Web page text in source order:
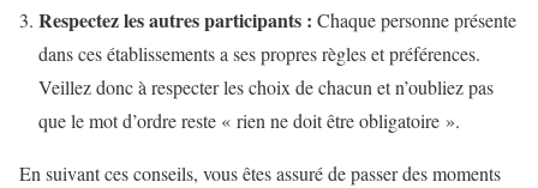
Respectez les autres participants : Chaque personne présente
dans ces établissements a ses propres règles et préférences.
Veillez donc à respecter les choix de chacun et n’oubliez pas
que le mot d’ordre reste « rien ne doit être obligatoire ».
En suivant ces conseils, vous êtes assuré de passer des moments